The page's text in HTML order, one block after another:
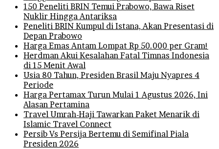
150 Peneliti BRIN Temui Prabowo, Bawa Riset
Nuklir Hingga Antariksa
Peneliti BRIN Kumpul di Istana, Akan Presentasi di
Depan Prabowo
Harga Emas Antam Lompat Rp 50.000 per Gram!
Herdman Akui Kesalahan Fatal Timnas Indonesia
di 15 Menit Awal
Usia 80 Tahun, Presiden Brasil Maju Nyapres 4
Periode
Harga Pertamax Turun Mulai 1 Agustus 2026, Ini
Alasan Pertamina
Travel Umrah-Haji Tawarkan Paket Menarik di
Islamic Travel Connect
Persib Vs Persija Bertemu di Semifinal Piala
Presiden 2026